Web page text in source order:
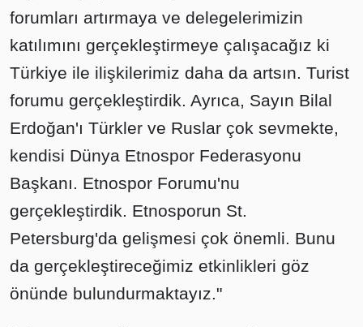
forumları artırmaya ve delegelerimizin
katılımını gerçekleştirmeye çalışacağız ki
Türkiye ile ilişkilerimiz daha da artsın. Turist
forumu gerçekleştirdik. Ayrıca, Sayın Bilal
Erdoğan'ı Türkler ve Ruslar çok sevmekte,
kendisi Dünya Etnospor Federasyonu
Başkanı. Etnospor Forumu'nu
gerçekleştirdik. Etnosporun St.
Petersburg'da gelişmesi çok önemli. Bunu
da gerçekleştireceğimiz etkinlikleri göz
önünde bulundurmaktayız."